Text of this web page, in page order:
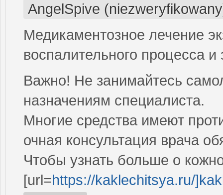
AngelSpive
Медикаментозное лечение
воспалительного процесса и
Важно! Не занимайтесь
назначениям специалиста.
Многие средства имеют
очная консультация врача
Чтобы узнать больше о
[url=https://kaklechitsya.ru/